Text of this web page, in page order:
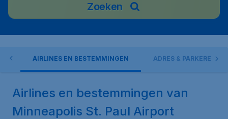
Zoeken
AIRLINES EN BESTEMMINGEN ADRES & PARKEREN
Airlines en bestemmingen van
Minneapolis St. Paul Airport